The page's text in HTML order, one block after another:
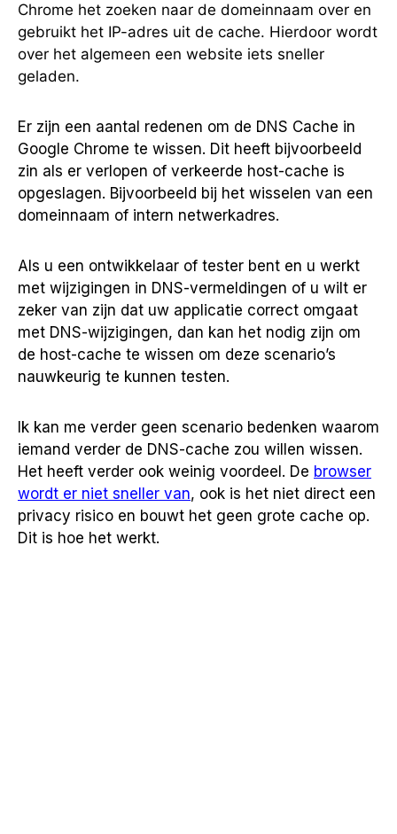
Chrome het zoeken naar de domeinnaam over en
gebruikt het IP-adres uit de cache. Hierdoor wordt
over het algemeen een website iets sneller
geladen.
Er zijn een aantal redenen om de DNS Cache in
Google Chrome te wissen. Dit heeft bijvoorbeeld
zin als er verlopen of verkeerde host-cache is
opgeslagen. Bijvoorbeeld bij het wisselen van een
domeinnaam of intern netwerkadres.
Als u een ontwikkelaar of tester bent en u werkt
met wijzigingen in DNS-vermeldingen of u wilt er
zeker van zijn dat uw applicatie correct omgaat
met DNS-wijzigingen, dan kan het nodig zijn om
de host-cache te wissen om deze scenario’s
nauwkeurig te kunnen testen.
Ik kan me verder geen scenario bedenken waarom
iemand verder de DNS-cache zou willen wissen.
Het heeft verder ook weinig voordeel. De browser
wordt er niet sneller van, ook is het niet direct een
privacy risico en bouwt het geen grote cache op.
Dit is hoe het werkt.